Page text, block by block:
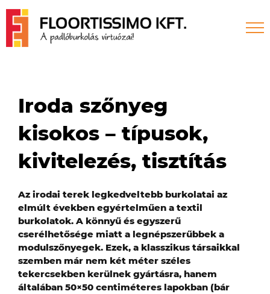
Skip
content
Iroda szőnyeg
kisokos – típusok,
kivitelezés, tisztítás
Az irodai terek legkedveltebb burkolatai az
elmúlt években egyértelműen a textil
burkolatok. A könnyű és egyszerű
cserélhetősége miatt a legnépszerűbbek a
modulszőnyegek. Ezek, a klasszikus társaikkal
szemben már nem két méter széles
tekercsekben kerülnek gyártásra, hanem
általában 50×50 centiméteres lapokban (bár